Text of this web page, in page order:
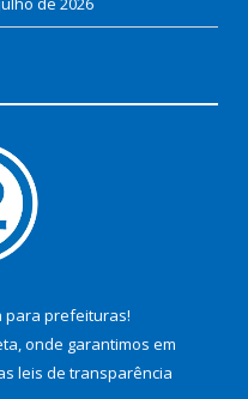
para prefeituras!
onde garantimos em
leis de transparência